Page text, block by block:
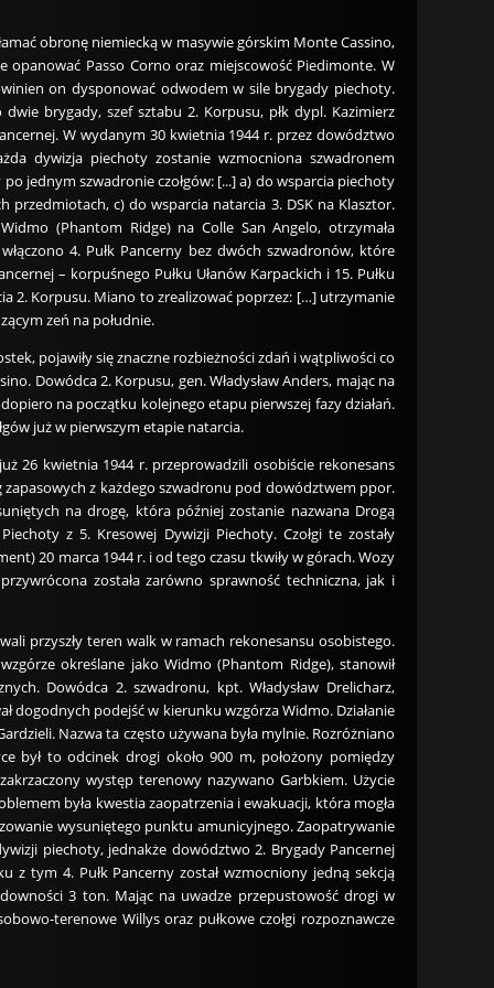
obronę niemiecką w masywie górskim Monte Cassino,
Passo Corno oraz miejscowość Piedimonte. W
on dysponować odwodem w sile brygady piechoty.
brygady, szef sztabu 2. Korpusu, płk dypl. Kazimierz
W wydanym 30 kwietnia 1944 r. przez dowództwo
dywizja piechoty zostanie wzmocniona szwadronem
jednym szwadronie czołgów: [...] a) do wsparcia piechoty
c) do wsparcia natarcia 3. DSK na Klasztor.
(Phantom Ridge) na Colle San Angelo, otrzymała
4. Pułk Pancerny bez dwóch szwadronów, które
– korpuśnego Pułku Ułanów Karpackich i 15. Pułku
2. Korpusu. Miano to zrealizować poprzez: […] utrzymanie
zeń na południe.
pojawiły się znaczne rozbieżności zdań i wątpliwości co
Dowódca 2. Korpusu, gen. Władysław Anders, mając na
na początku kolejnego etapu pierwszej fazy działań.
już w pierwszym etapie natarcia.
26 kwietnia 1944 r. przeprowadzili osobiście rekonesans
zapasowych z każdego szwadronu pod dowództwem ppor.
na drogę, która później zostanie nazwana Drogą
z 5. Kresowej Dywizji Piechoty. Czołgi te zostały
20 marca 1944 r. i od tego czasu tkwiły w górach. Wozy
została zarówno sprawność techniczna, jak i
przyszły teren walk w ramach rekonesansu osobistego.
określane jako Widmo (Phantom Ridge), stanowił
Dowódca 2. szwadronu, kpt. Władysław Drelicharz,
dogodnych podejść w kierunku wzgórza Widmo. Działanie
Nazwa ta często używana była mylnie. Rozróżniano
był to odcinek drogi około 900 m, położony pomiędzy
występ terenowy nazywano Garbkiem. Użycie
była kwestia zaopatrzenia i ewakuacji, która mogła
wysuniętego punktu amunicyjnego. Zaopatrywanie
piechoty, jednakże dowództwo 2. Brygady Pancernej
z tym 4. Pułk Pancerny został wzmocniony jedną sekcją
3 ton. Mając na uwadze przepustowość drogi w
terenowe Willys oraz pułkowe czołgi rozpoznawcze